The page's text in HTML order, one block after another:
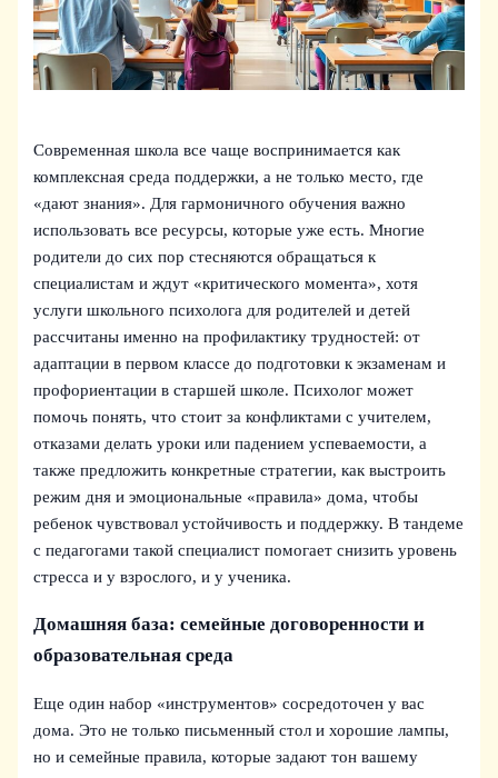
Современная школа все чаще воспринимается как
комплексная среда поддержки, а не только место, где
«дают знания». Для гармоничного обучения важно
использовать все ресурсы, которые уже есть. Многие
родители до сих пор стесняются обращаться к
специалистам и ждут «критического момента», хотя
услуги школьного психолога для родителей и детей
рассчитаны именно на профилактику трудностей: от
адаптации в первом классе до подготовки к экзаменам и
профориентации в старшей школе. Психолог может
помочь понять, что стоит за конфликтами с учителем,
отказами делать уроки или падением успеваемости, а
также предложить конкретные стратегии, как выстроить
режим дня и эмоциональные «правила» дома, чтобы
ребенок чувствовал устойчивость и поддержку. В тандеме
с педагогами такой специалист помогает снизить уровень
стресса и у взрослого, и у ученика.
Домашняя база: семейные договоренности и
образовательная среда
Еще один набор «инструментов» сосредоточен у вас
дома. Это не только письменный стол и хорошие лампы,
но и семейные правила, которые задают тон вашему